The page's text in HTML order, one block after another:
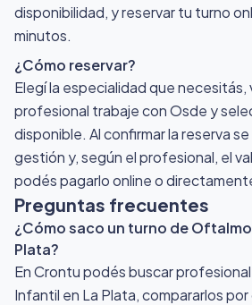
disponibilidad, y reservar tu turno
minutos.
¿Cómo reservar?
Elegí la especialidad que necesitás,
profesional trabaje con Osde y
disponible. Al confirmar la reserva
gestión y, según el profesional, el
podés pagarlo online o
Preguntas frecuentes
¿Cómo saco un turno de
Plata?
En Crontu podés buscar
Infantil en La Plata, compararlos